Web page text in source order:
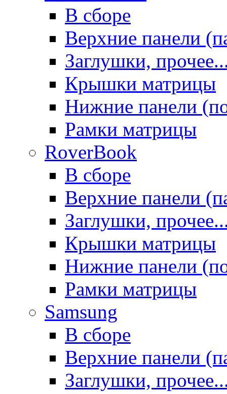
В сборе
Верхние панели
Заглушки,
Крышки матрицы
Нижние панели
Рамки матрицы
RoverBook
В сборе
Верхние панели
Заглушки,
Крышки матрицы
Нижние панели
Рамки матрицы
Samsung
В сборе
Верхние панели
Заглушки,